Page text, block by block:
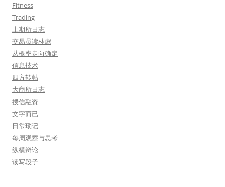
Fitness
Trading
上期所日志
交易员读林彪
从概率走向确定
信息技术
四方转帖
大商所日志
授信融资
文字而已
日常琐记
每周观察与思考
纵横辩论
读写段子